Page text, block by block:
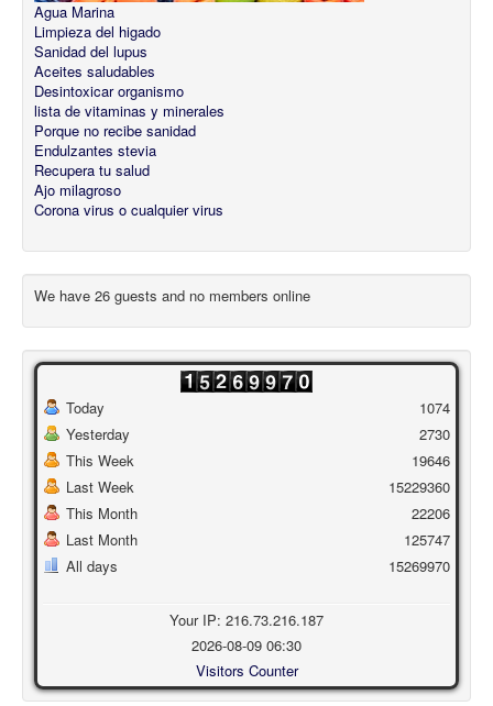
Agua Marina
Limpieza del higado
Sanidad del lupus
Aceites saludables
Desintoxicar organismo
lista de vitaminas y minerales
Porque no recibe sanidad
Endulzantes stevia
Recupera tu salud
Ajo milagroso
Corona virus o cualquier virus
We have 26 guests and no members online
Today
Yesterday
This Week
Last Week
This Month
Last Month
All days
1074
2730
19646
15229360
22206
125747
15269970
Your IP: 216.73.216.187
2026-08-09 06:30
Visitors Counter